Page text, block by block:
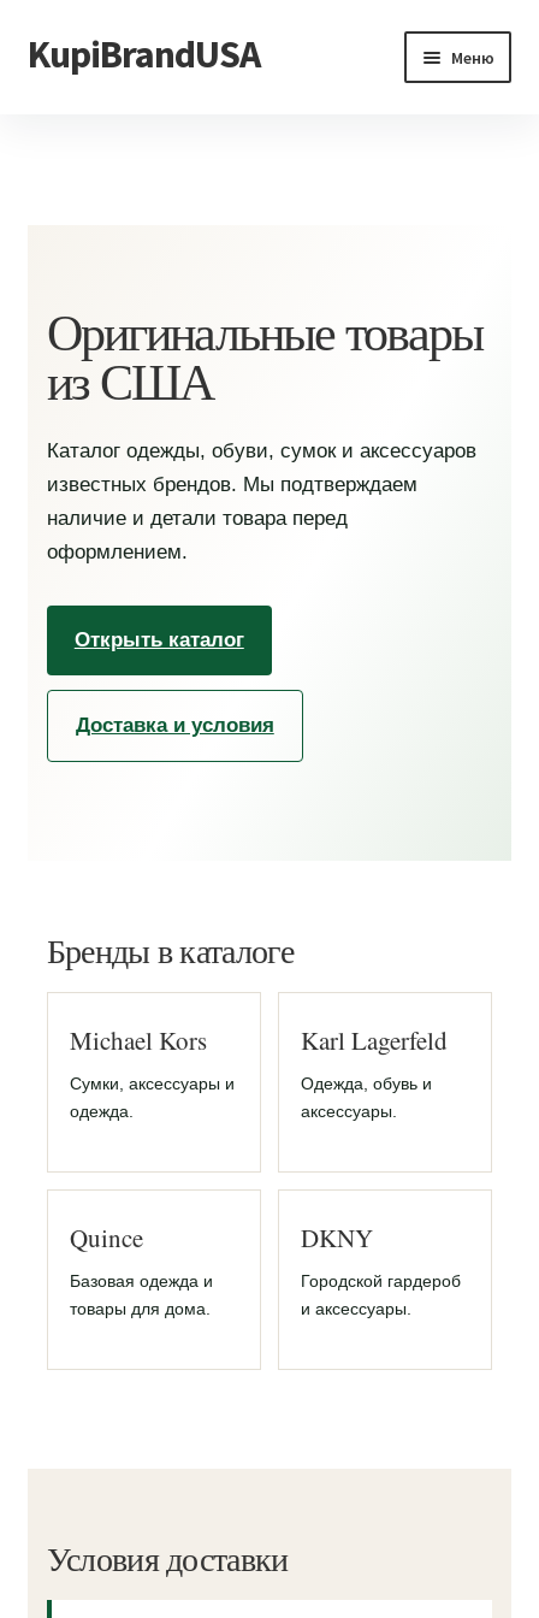
Перейти
к
Перейти
к
KupiBrandUSA Меню
Оригинальные товары
из США
Каталог одежды, обуви, сумок и аксессуаров
известных брендов. Мы подтверждаем
наличие и детали товара перед
оформлением.
Открыть каталог
Доставка и условия
Бренды в каталоге
Michael Kors
Сумки, аксессуары и
одежда.
Karl Lagerfeld
Одежда, обувь и
аксессуары.
Quince
Базовая одежда и
товары для дома.
DKNY
Городской гардероб
и аксессуары.
Условия доставки